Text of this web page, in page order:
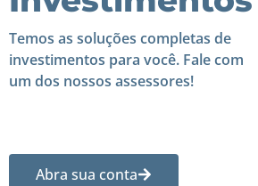
Temos as soluções completas de
investimentos para você. Fale com
um dos nossos assessores!
Abra sua conta